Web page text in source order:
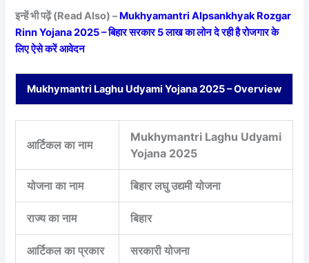
इन्हें भी पढ़ें (Read Also) –Mukhyamantri Alpsankhyak Rozgar
Rinn Yojana 2025 – बिहार सरकार 5 लाख का लोन दे रही है रोजगार के
लिए ऐसे करें आवेदन
Mukhymantri Laghu Udyami Yojana 2025 – Overview
आर्टिकल का नाम
Mukhymantri Laghu Udyami
Yojana 2025
योजना का नाम बिहार लघु उद्यमी योजना
राज्य का नाम बिहार
आर्टिकल का प्रकार सरकारी योजना